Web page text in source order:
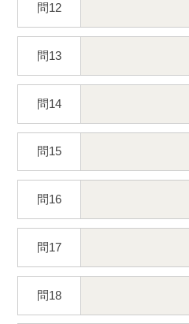
問12
問13
問14
問15
問16
問17
問18